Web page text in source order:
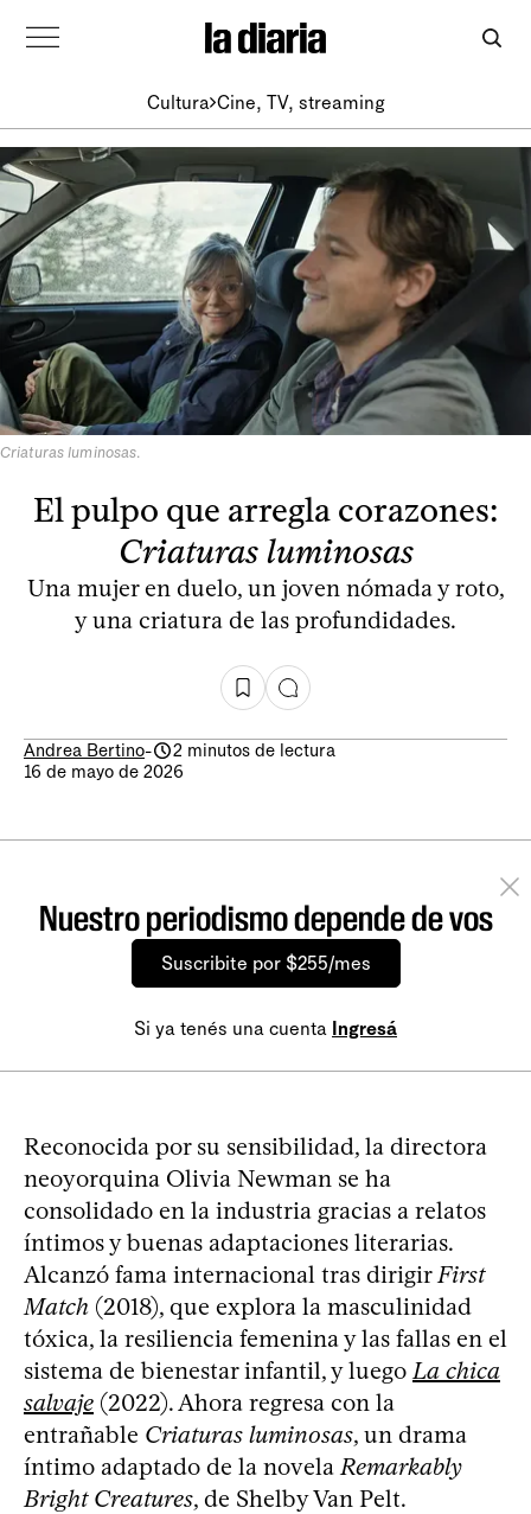
Cultura Cine, TV, streaming
Criaturas luminosas.
El pulpo que arregla corazones:
Criaturas luminosas
Una mujer en duelo, un joven nómada y roto,
y una criatura de las profundidades.
Andrea Bertino-
2 minutos de lectura
16 de mayo de 2026
Nuestro periodismo depende de vos
Suscribite por $255/mes
Si ya tenés una cuenta Ingresá
Reconocida por su sensibilidad, la directora
neoyorquina Olivia Newman se ha
consolidado en la industria gracias a relatos
íntimos y buenas adaptaciones literarias.
Alcanzó fama internacional tras dirigirFirst
Match (2018), que explora la masculinidad
tóxica, la resiliencia femenina y las fallas en el
sistema de bienestar infantil, y luegoLa chica
salvaje (2022). Ahora regresa con la
entrañable Criaturas luminosas, un drama
íntimo adaptado de la novelaRemarkably
Bright Creatures, de Shelby Van Pelt.